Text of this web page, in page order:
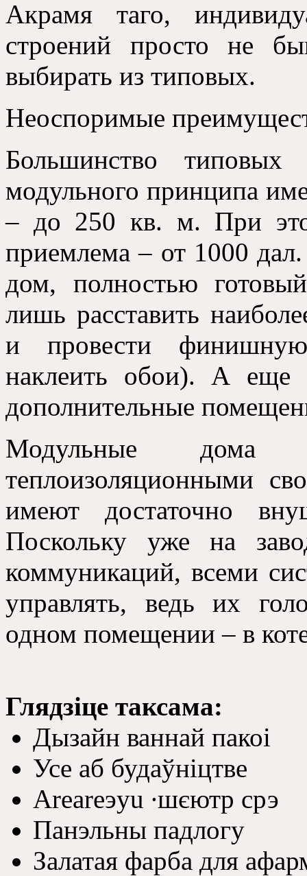
Акрамя таго,
строений просто не
выбирать из типовых.
Неоспоримые
Большинство
модульного принципа
– до 250 кв. м. При
приемлема – от1000
дом, полностью
лишь расставить
и провести
наклеить обои). А еще
дополнительные
Модульные дома
теплоизоляционными
имеют достаточно
Поскольку уже на
коммуникаций,всеми
управлять, ведь их
одном помещении – в
Глядзіце таксама:
Дызайн ваннай пакоі
Усе аб будаўніцтве
Areareэyu ∙шєютр срэ
Панэльны падлогу
Залатая фарба для